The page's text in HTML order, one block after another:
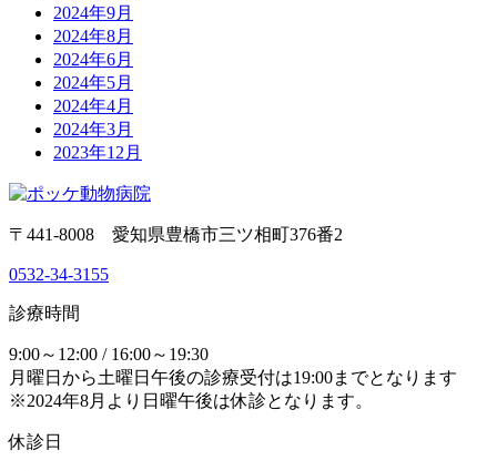
2024年9月
2024年8月
2024年6月
2024年5月
2024年4月
2024年3月
2023年12月
〒441-8008 愛知県豊橋市三ツ相町376番2
0532-34-3155
診療時間
9:00～12:00 / 16:00～19:30
月曜日から土曜日午後の診療受付は19:00までとなります
※2024年8月より日曜午後は休診となります。
休診日